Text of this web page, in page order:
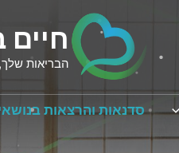
חיים
הבריאות
סדנאות והרצאות